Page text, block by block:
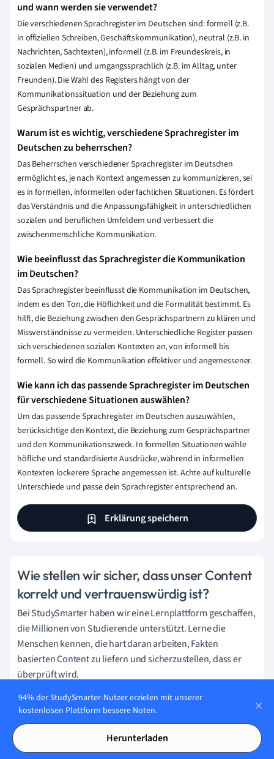
und wann werden sie verwendet?
Die verschiedenen Sprachregister im Deutschen sind: formell (z.B.
in offiziellen Schreiben, Geschäftskommunikation), neutral (z.B. in
Nachrichten, Sachtexten), informell (z.B. im Freundeskreis, in
sozialen Medien) und umgangssprachlich (z.B. im Alltag, unter
Freunden). Die Wahl des Registers hängt von der
Kommunikationssituation und der Beziehung zum
Gesprächspartner ab.
Warum ist es wichtig, verschiedene Sprachregister im
Deutschen zu beherrschen?
Das Beherrschen verschiedener Sprachregister im Deutschen
ermöglicht es, je nach Kontext angemessen zu kommunizieren, sei
es in formellen, informellen oder fachlichen Situationen. Es fördert
das Verständnis und die Anpassungsfähigkeit in unterschiedlichen
sozialen und beruflichen Umfeldern und verbessert die
zwischenmenschliche Kommunikation.
Wie beeinflusst das Sprachregister die Kommunikation
im Deutschen?
Das Sprachregister beeinflusst die Kommunikation im Deutschen,
indem es den Ton, die Höflichkeit und die Formalität bestimmt. Es
hilft, die Beziehung zwischen den Gesprächspartnern zu klären und
Missverständnisse zu vermeiden. Unterschiedliche Register passen
sich verschiedenen sozialen Kontexten an, von informell bis
formell. So wird die Kommunikation effektiver und angemessener.
Wie kann ich das passende Sprachregister im Deutschen
für verschiedene Situationen auswählen?
Um das passende Sprachregister im Deutschen auszuwählen,
berücksichtige den Kontext, die Beziehung zum Gesprächspartner
und den Kommunikationszweck. In formellen Situationen wähle
höfliche und standardisierte Ausdrücke, während in informellen
Kontexten lockerere Sprache angemessen ist. Achte auf kulturelle
Unterschiede und passe dein Sprachregister entsprechend an.
Erklärung speichern
Wie stellen wir sicher, dass unser Content
korrekt und vertrauenswürdig ist?
Bei StudySmarter haben wir eine Lernplattform geschaffen,
die Millionen von Studierende unterstützt. Lerne die
Menschen kennen, die hart daran arbeiten, Fakten
basierten Content zu liefern und sicherzustellen, dass er
überprüft wird.
Content-Erstellungsprozess:
Lily Hulatt
94% der StudySmarter-Nutzer erzielen mit unserer
kostenlosen Plattform bessere Noten.
Herunterladen